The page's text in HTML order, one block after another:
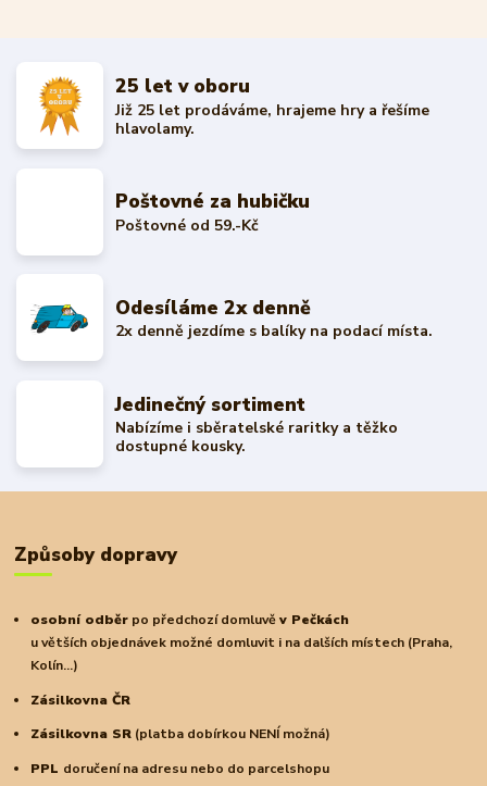
25 let v oboru
Již 25 let prodáváme, hrajeme hry a řešíme
hlavolamy.
Poštovné za hubičku
Poštovné od 59.-Kč
Odesíláme 2x denně
2x denně jezdíme s balíky na podací místa.
Jedinečný sortiment
Nabízíme i sběratelské raritky a těžko
dostupné kousky.
Způsoby dopravy
osobní odběr po předchozí domluvěv Pečkách
u větších objednávek možné domluvit i na dalších místech (Praha,
Kolín...)
Zásilkovna ČR
Zásilkovna SR (platba dobírkou NENÍ možná)
PPL doručení na adresu nebo do parcelshopu